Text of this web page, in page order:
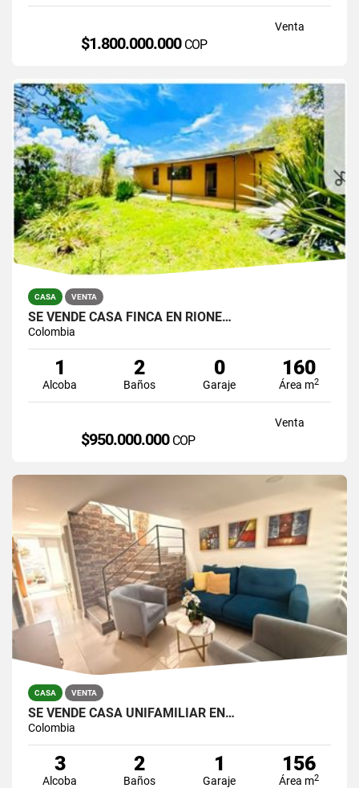
Venta
$1.800.000.000 COP
CASA VENTA
SE VENDE CASA FINCA EN RIONE…
Colombia
1
Alcoba
2
Baños
0
Garaje
160
Área m2
Venta
$950.000.000 COP
CASA VENTA
SE VENDE CASA UNIFAMILIAR EN…
Colombia
3
Alcoba
2
Baños
1
Garaje
156
Área m2